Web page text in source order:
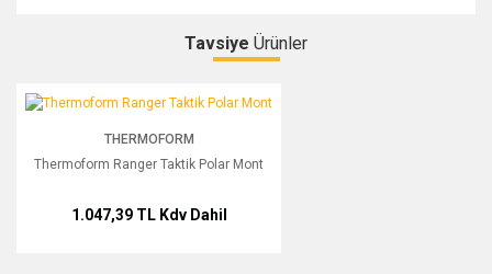
Yorum Yaz
Tavsiye Ürünler
Thermoform Ranger Taktik Polar Mont
THERMOFORM
Thermoform Ranger Taktik Polar Mont
1.047,39 TL Kdv Dahil